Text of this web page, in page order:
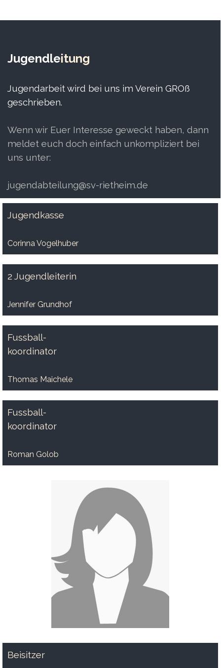
Jugendleitung
Jugendarbeit wird bei uns im Verein GROß
geschrieben.
Wenn wir Euer Interesse geweckt haben, dann
meldet euch doch einfach unkompliziert bei
uns unter:
jugendabteilung@sv-rietheim.de
Jugendkasse
Corinna Vogelhuber
2 Jugendleiterin
Jennifer Grundhof
Fussball-
koordinator
Thomas Maichele
Fussball-
koordinator
Roman Golob
Beisitzer